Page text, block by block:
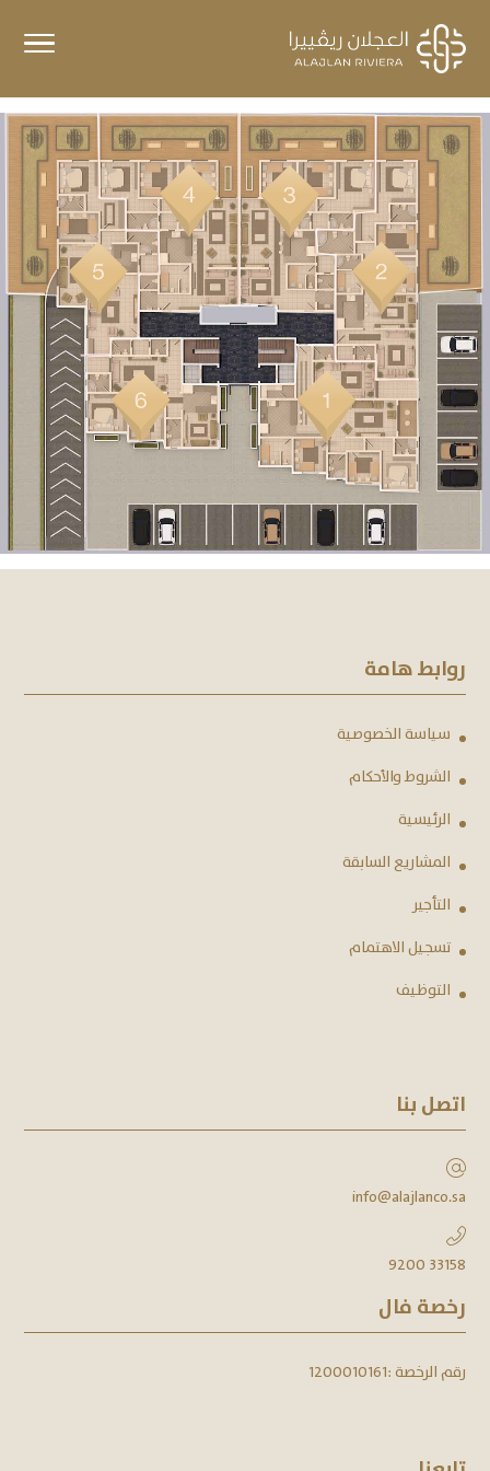
روابط هامة
سياسة الخصوصية
الشروط والأحكام
الرئيسية
المشاريع السابقة
التأجير
تسجيل الاهتمام
التوظيف
اتصل بنا
info@alajlanco.sa
9200 33158
رخصة فال
رقم الرخصة :1200010161